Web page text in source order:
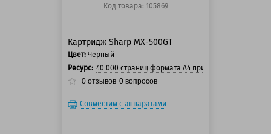
Код товара: 105869
Картридж Sharp MX-500GT
Цвет: Черный
Ресурс: 40 000 страниц формата А4 при 5% заполнении
0 отзывов 0 вопросов
Совместим с аппаратами